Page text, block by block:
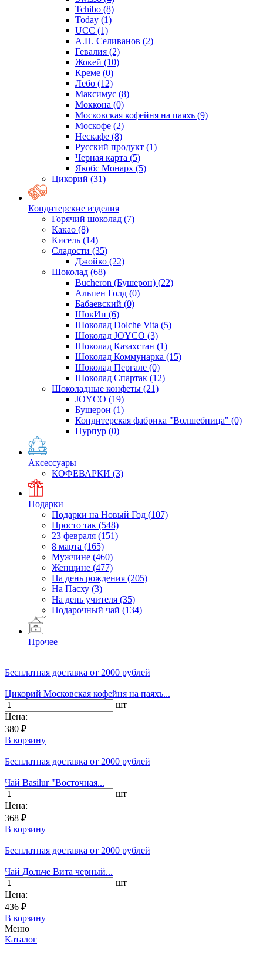
Tchibo (8)
Today (1)
UCC (1)
А.П. Селиванов (2)
Гевалия (2)
Жокей (10)
Креме (0)
Лебо (12)
Максимус (8)
Моккона (0)
Московская кофейня на паяхъ (9)
Москофе (2)
Нескафе (8)
Русский продукт (1)
Черная карта (5)
Якобс Монарх (5)
Цикорий (31)
Кондитерские изделия
Горячий шоколад (7)
Какао (8)
Кисель (14)
Сладости (35)
Джойко (22)
Шоколад (68)
Bucheron (Бушерон) (22)
Альпен Голд (0)
Бабаевский (0)
ШокИн (6)
Шоколад Dolche Vita (5)
Шоколад JOYCO (3)
Шоколад Казахстан (1)
Шоколад Коммунарка (15)
Шоколад Пергале (0)
Шоколад Спартак (12)
Шоколадные конфеты (21)
JOYCO (19)
Бушерон (1)
Кондитерская фабрика "Волшебница" (0)
Пурпур (0)
Аксессуары
КОФЕВАРКИ (3)
Подарки
Подарки на Новый Год (107)
Просто так (548)
23 февраля (151)
8 марта (165)
Мужчине (460)
Женщине (477)
На день рождения (205)
На Пасху (3)
На день учителя (35)
Подарочный чай (134)
Прочее
Бесплатная доставка от 2000 рублей
Цикорий Московская кофейня на паяхъ...
шт
Цена:
380 ₽
В корзину
Бесплатная доставка от 2000 рублей
Чай Basilur "Восточная...
шт
Цена:
368 ₽
В корзину
Бесплатная доставка от 2000 рублей
Чай Дольче Вита черный...
шт
Цена:
436 ₽
В корзину
Меню
Каталог